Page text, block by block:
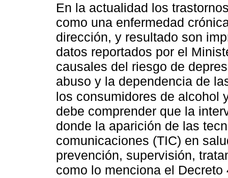
En la actualidad los
como una enfermedad
dirección, y resultado son
datos reportados por el
causales del riesgo de
abuso y la dependencia de
los consumidores de alcohol
debe comprender que la
donde la aparición de las
comunicaciones (TIC) en
prevención, supervisión,
como lo menciona el Decreto